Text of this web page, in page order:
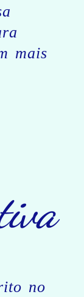
mais
no